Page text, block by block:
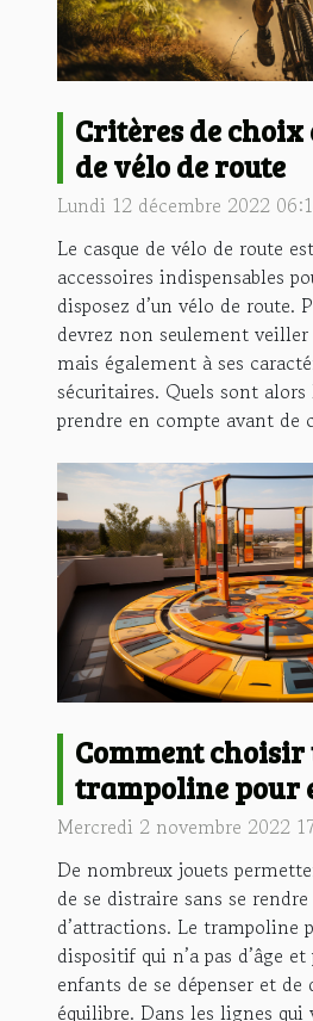
Critères de choix
de vélo de route
Lundi 12 décembre 2022
Le casque de vélo de route
accessoires indispensables
disposez d’un vélo de route.
devrez non seulement
mais également à ses
sécuritaires. Quels sont
prendre en compte avant de
Comment
trampoline pour
Mercredi 2 novembre 2022
De nombreux jouets
de se distraire sans se
d’attractions. Le trampoline
dispositif qui n’a pas d’âge
enfants de se dépenser et de
équilibre. Dans les lignes qui